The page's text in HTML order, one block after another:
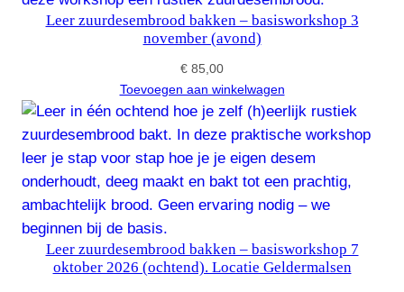
Leer zuurdesembrood bakken – basisworkshop 3
november (avond)
€ 85,00
Toevoegen aan winkelwagen
Leer zuurdesembrood bakken – basisworkshop 7
oktober 2026 (ochtend). Locatie Geldermalsen